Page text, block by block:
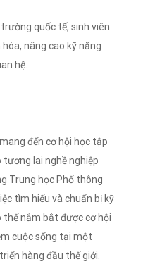
quốc tế, sinh viên
nâng cao kỹ năng
hệ.
đến cơ hội học tập
lai nghề nghiệp
Trung học Phổ thông
tìm hiểu và chuẩn bị kỹ
thể nắm bắt được cơ hội
cuộc sống tại một
hàng đầu thế giới.